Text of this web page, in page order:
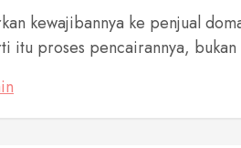
kewajibannya ke penjual
itu proses pencairannya, bukan